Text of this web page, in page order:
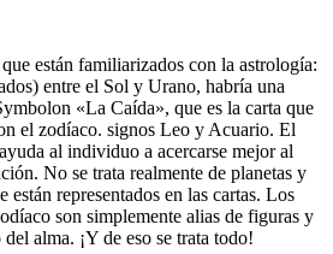
están familiarizados con la astrología:
entre el Sol y Urano, habría una
«La Caída», que es la carta que
el zodíaco. signos Leo y Acuario. El
al individuo a acercarse mejor al
No se trata realmente de planetas y
están representados en las cartas. Los
son simplemente alias de figuras y
alma. ¡Y de eso se trata todo!